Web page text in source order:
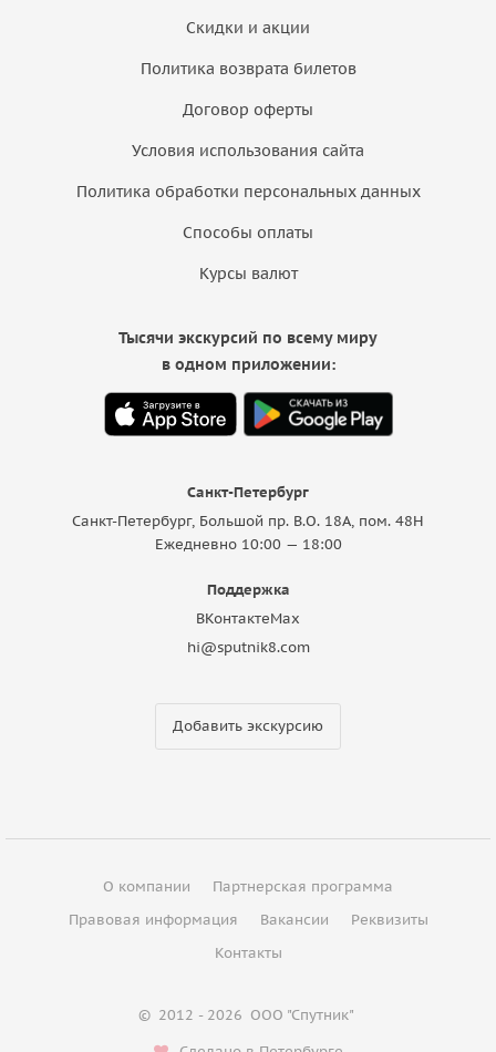
Скидки и акции
Политика возврата билетов
Договор оферты
Условия использования сайта
Политика обработки персональных данных
Способы оплаты
Курсы валют
Санкт-Петербург
Санкт-Петербург, Большой пр. В.О. 18A, пом. 48Н
Ежедневно 10:00 — 18:00
Поддержка
ВКонтактеMax
hi@sputnik8.com
Добавить экскурсию
Тысячи экскурсий по всему миру
в одном приложении:
О компании
Партнерская программа
Правовая информация
Вакансии
Реквизиты
Контакты
© 2012 - 2026 ООО "Спутник"